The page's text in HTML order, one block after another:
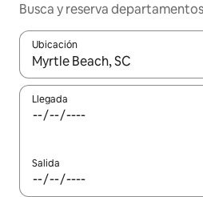
Busca y reserva
Ubicación
Cuando los resultados estén
Llegada
Salida